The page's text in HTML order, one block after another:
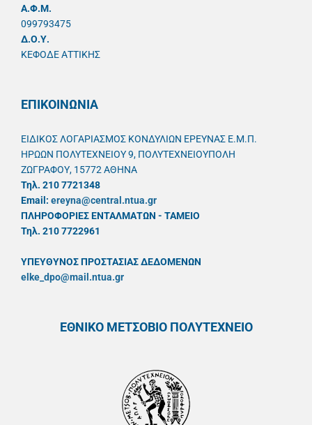
A.Φ.Μ.
099793475
Δ.Ο.Υ.
ΚΕΦΟΔΕ ΑΤΤΙΚΗΣ
ΕΠΙΚΟΙΝΩΝΙΑ
ΕΙΔΙΚΟΣ ΛΟΓΑΡΙΑΣΜΟΣ ΚΟΝΔΥΛΙΩΝ ΕΡΕΥΝΑΣ Ε.Μ.Π.
ΗΡΩΩΝ ΠΟΛΥΤΕΧΝΕΙΟΥ 9, ΠΟΛΥΤΕΧΝΕΙΟΥΠΟΛΗ
ΖΩΓΡΑΦΟΥ, 15772 ΑΘΗΝΑ
Τηλ. 210 7721348
Email: ereyna@central.ntua.gr
ΠΛΗΡΟΦΟΡΙΕΣ ΕΝΤΑΛΜΑΤΩΝ - ΤΑΜΕΙΟ
Τηλ. 210 7722961
ΥΠΕΥΘYΝΟΣ ΠΡΟΣΤΑΣΙΑΣ ΔΕΔΟΜΕΝΩΝ
elke_dpo@mail.ntua.gr
ΕΘΝΙΚΟ ΜΕΤΣΟΒΙΟ ΠΟΛΥΤΕΧΝΕΙΟ